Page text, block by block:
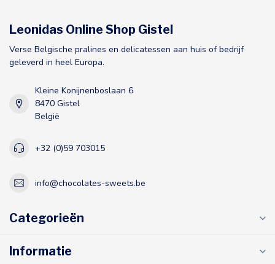
Leonidas Online Shop Gistel
Verse Belgische pralines en delicatessen aan huis of bedrijf
geleverd in heel Europa.
Kleine Konijnenboslaan 6
8470 Gistel
België
+32 (0)59 703015
info@chocolates-sweets.be
Categorieën
Informatie